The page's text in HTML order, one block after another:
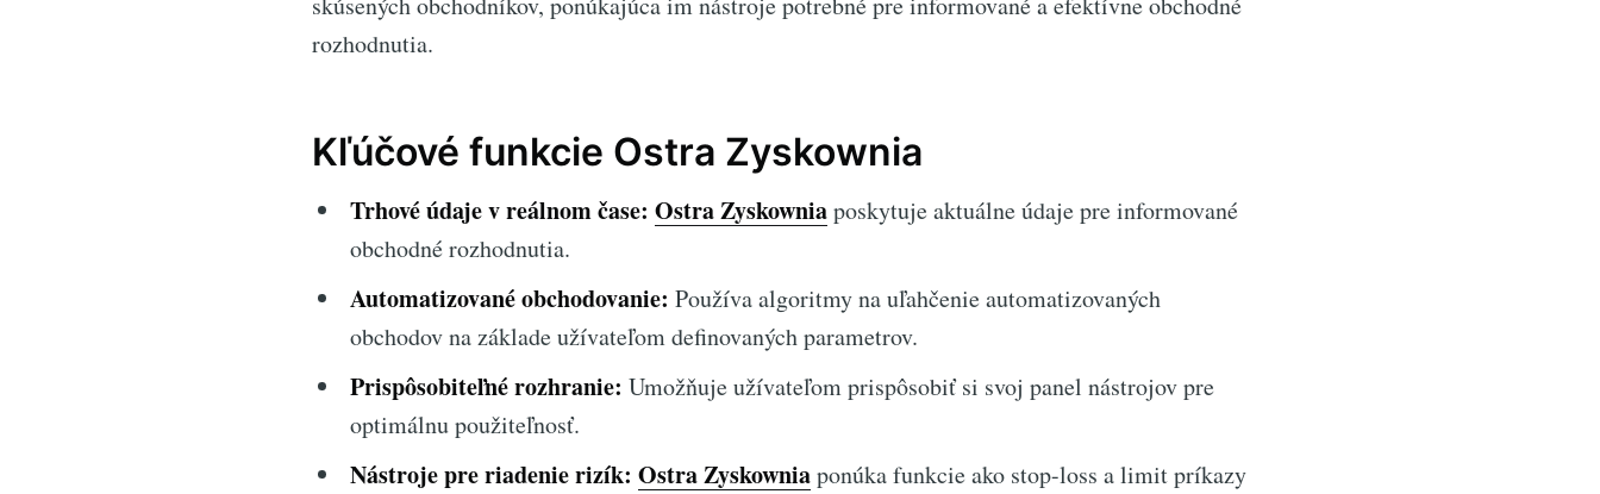
rozhodnutia.
Kľúčové funkcie Ostra Zyskownia
Trhové údaje v reálnom čase: Ostra Zyskowniaposkytuje aktuálne údaje pre informované
obchodné rozhodnutia.
Automatizované obchodovanie: Používa algoritmy na uľahčenie automatizovaných
obchodov na základe užívateľom definovaných parametrov.
Prispôsobiteľné rozhranie: Umožňuje užívateľom prispôsobiť si svoj panel nástrojov pre
optimálnu použiteľnosť.
Nástroje pre riadenie rizík: Ostra Zyskowniaponúka funkcie ako stop-loss a limit príkazy